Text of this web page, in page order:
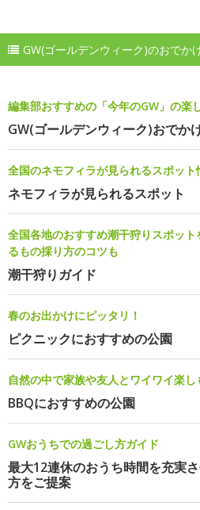
GW(ゴールデンウィーク)のおでか
編集部おすすめの「今年のGW」の楽
GW(ゴールデンウィーク)おでか
全国のネモフィラが見られるスポッ
ネモフィラが見られるスポット
全国各地のおすすめ潮干狩りスポッ
るもの採り方のコツも
潮干狩りガイド
春のお出かけにピッタリ！
ピクニックにおすすめの公園
自然の中で家族や友人とワイワイ楽し
BBQにおすすめの公園
GWおうちでの過ごし方ガイド
最大12連休のおうち時間を充実
方をご提案